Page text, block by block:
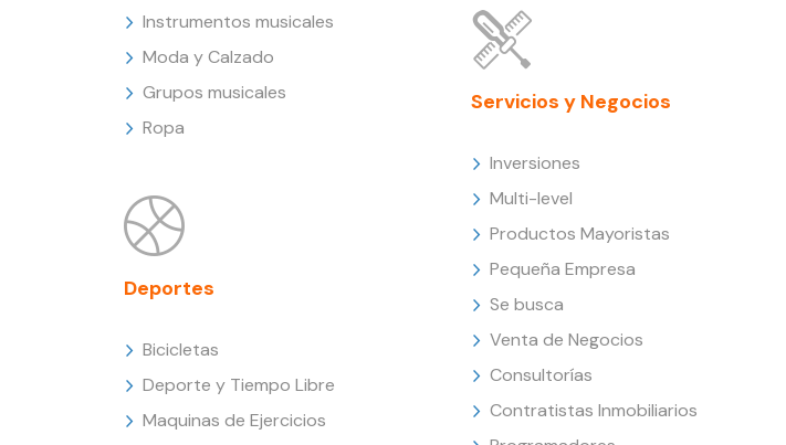
Instrumentos musicales
Moda y Calzado
Grupos musicales
Ropa
Deportes
Bicicletas
Deporte y Tiempo Libre
Maquinas de Ejercicios
Servicios y Negocios
Inversiones
Multi-level
Productos Mayoristas
Pequeña Empresa
Se busca
Venta de Negocios
Consultorías
Contratistas Inmobiliarios